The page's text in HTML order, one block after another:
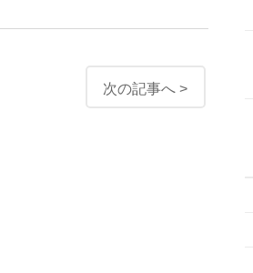
次の記事へ >